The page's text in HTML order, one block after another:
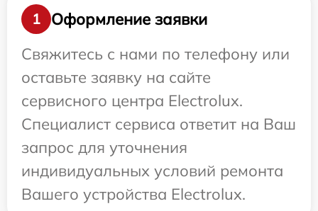
1
Оформление заявки
Свяжитесь с нами по телефону или
оставьте заявку на сайте
сервисного центра Electrolux.
Специалист сервиса ответит на Ваш
запрос для уточнения
индивидуальных условий ремонта
Вашего устройства Electrolux.